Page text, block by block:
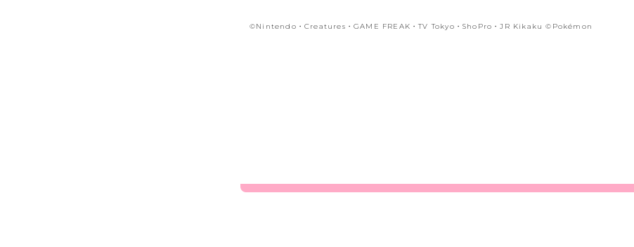
©Nintendo・Creatures・GAME FREAK・TV Tokyo・ShoPro・JR Kikaku ©Pokémon